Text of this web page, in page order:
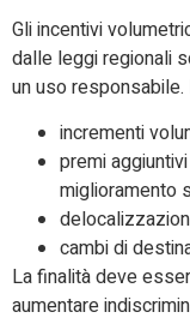
Gli incentivi
dalle leggi regionali
un uso
incrementi
premi
miglioramento
cambi di
La finalità deve
aumentare